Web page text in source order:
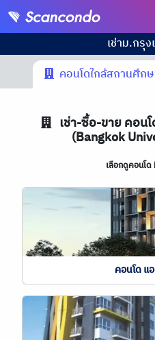
เช่าม.กรุ
คอนโดใกล้สถานศึก
เช่า-ซื้อ-ขาย คอน
(Bangkok
เลือกดูคอนโ
คอนโด แ